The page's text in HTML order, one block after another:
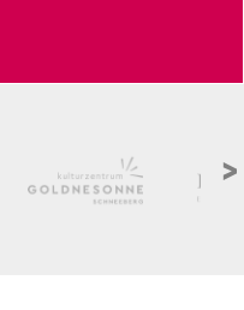
>